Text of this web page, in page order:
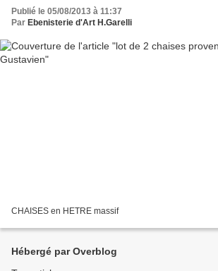
Publié le 05/08/2013 à 11:37
Par Ebenisterie d'Art H.Garelli
CHAISES en HETRE massif
Hébergé par Overblog